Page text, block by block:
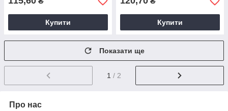
Купити Купити
Показати ще
1 / 2
Про нас